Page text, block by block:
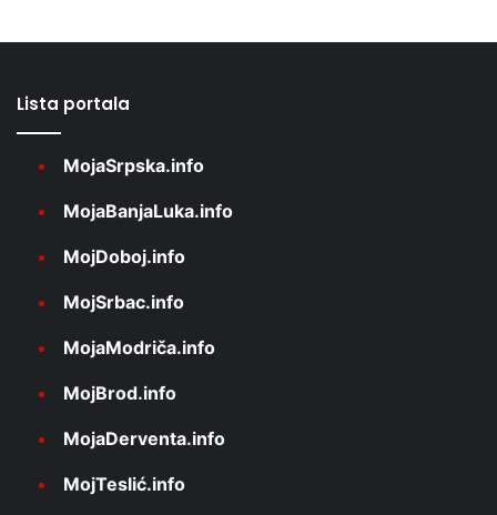
Lista portala
MojaSrpska.info
MojaBanjaLuka.info
MojDoboj.info
MojSrbac.info
MojaModriča.info
MojBrod.info
MojaDerventa.info
MojTeslić.info